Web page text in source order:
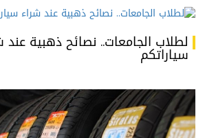
لطلاب الجامعات.. نصائح ذهبية عند
سياراتكم